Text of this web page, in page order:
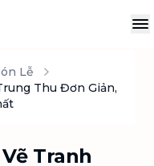
Lễ
Thu Đơn Giản,
Tranh